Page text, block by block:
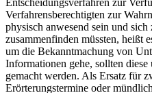
Verfahrensberechtigten zur
physisch anwesend sein und
zusammenfinden müssten, heißt
um die Bekanntmachung von
Informationen gehe, sollten
gemacht werden. Als Ersatz für
Erörterungstermine oder